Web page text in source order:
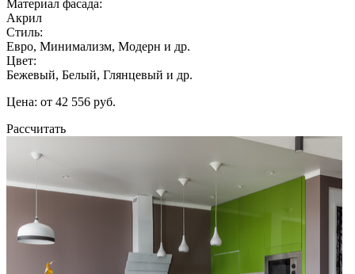
Материал фасада:
Акрил
Стиль:
Евро, Минимализм, Модерн и др.
Цвет:
Бежевый, Белый, Глянцевый и др.
Цена: от 42 556 руб.
Рассчитать